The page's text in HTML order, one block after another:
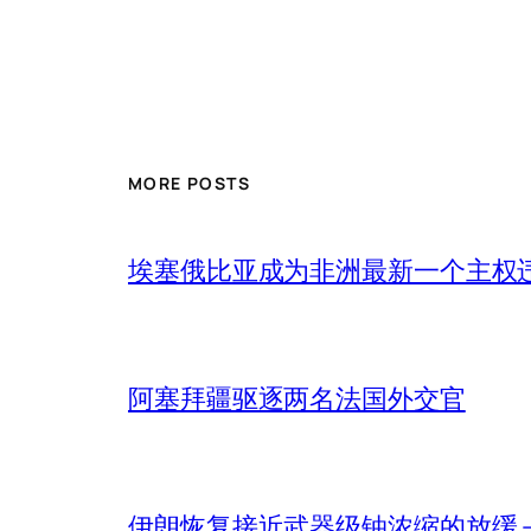
MORE POSTS
埃塞俄比亚成为非洲最新一个主权
阿塞拜疆驱逐两名法国外交官